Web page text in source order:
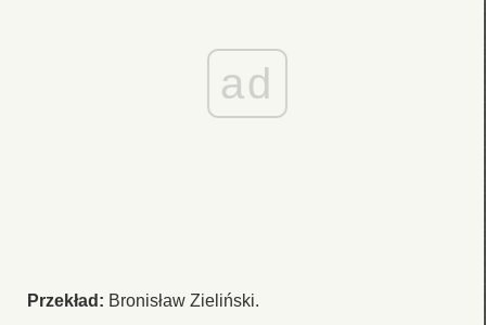
ad
Przekład: Bronisław Zieliński.